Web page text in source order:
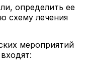
определить ее
схему лечения
мероприятий